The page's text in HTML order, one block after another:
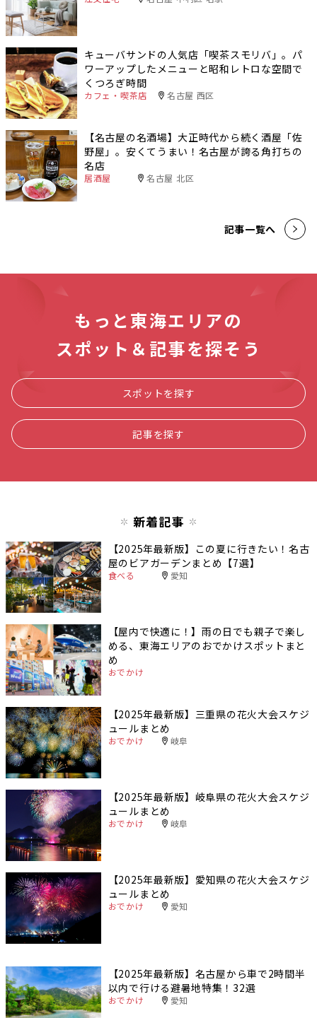
キューバサンドの人気店「喫茶スモリバ」。パ
ワーアップしたメニューと昭和レトロな空間で
くつろぎ時間
カフェ・喫茶店 名古屋 西区
【名古屋の名酒場】大正時代から続く酒屋「佐
野屋」。安くてうまい！名古屋が誇る角打ちの
名店
居酒屋 名古屋 北区
記事一覧へ
もっと東海エリアの
スポット＆記事を探そう
スポットを探す
記事を探す
新着記事
【2025年最新版】この夏に行きたい！名古
屋のビアガーデンまとめ【7選】
食べる 愛知
【屋内で快適に！】雨の日でも親子で楽し
める、東海エリアのおでかけスポットまと
め
おでかけ
【2025年最新版】三重県の花火大会スケジ
ュールまとめ
おでかけ 岐阜
【2025年最新版】岐阜県の花火大会スケジ
ュールまとめ
おでかけ 岐阜
【2025年最新版】愛知県の花火大会スケジ
ュールまとめ
おでかけ 愛知
【2025年最新版】名古屋から車で2時間半
以内で行ける避暑地特集！32選
おでかけ 愛知